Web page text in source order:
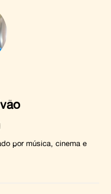
por música, cinema e